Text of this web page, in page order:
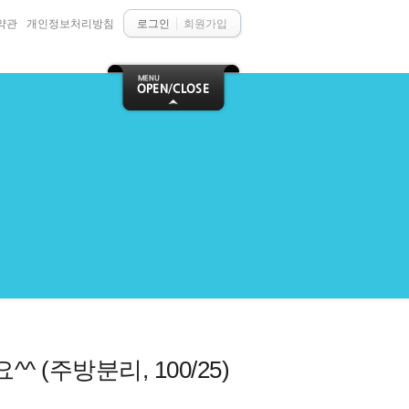
로그인 회원가입
관 개인정보처리방침
^^ (주방분리, 100/25)